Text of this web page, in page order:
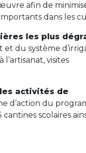
afin de
dans les
les plus
du système
visites
activités de
d’action du
scolaires